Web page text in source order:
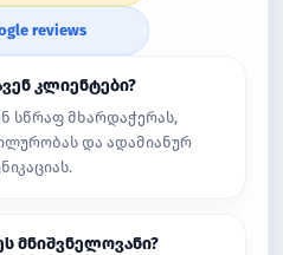
reviews
კლიენტები?
სწრაფ მხარდაჭერას,
და ადამიანურ
მნიშვნელოვანი?